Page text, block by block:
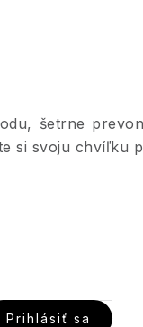
šetrne
si svoju chvíľku
Prihlásiť sa